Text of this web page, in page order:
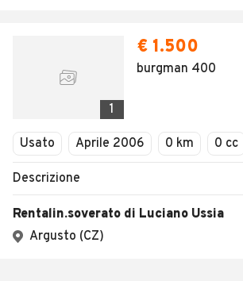
1
€ 1.500
burgman 400
Usato Aprile 2006 0 km 0 cc
Descrizione
Rentalin.soverato di Luciano Ussia
Argusto (CZ)